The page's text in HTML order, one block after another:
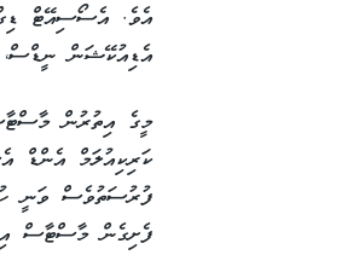
އެވެ. އެސޯސިއޭޓް
އެޑިއުކޭޝަން
މީގެ އިތުރުން
ކަރިކިއުލަމް އެންޑް
ފުރުސަތުވެސް ވަނީ
ފެށިގެން މާސްޓާސް